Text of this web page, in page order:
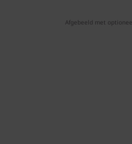
Afgebeeld met